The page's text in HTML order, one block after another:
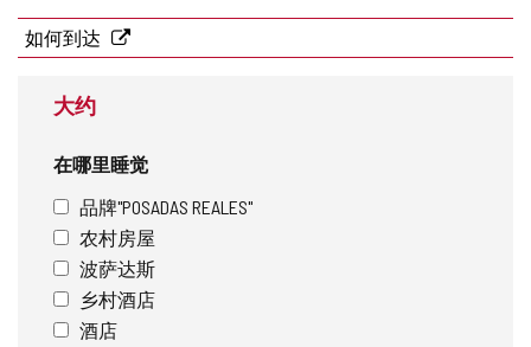
地
址
如何到达
大约
在哪里睡觉
品牌"POSADAS REALES"
农村房屋
波萨达斯
乡村酒店
酒店